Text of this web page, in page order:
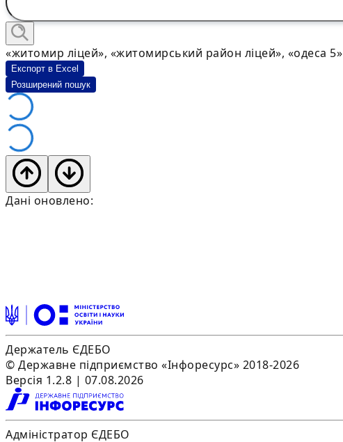
«житомир ліцей», «житомирський район ліцей», «одеса 5»
Експорт в Excel
Розширений пошук
Дані оновлено:
Держатель ЄДЕБО
© Державне підприємство «Інфоресурс» 2018-2026
Версія 1.2.8 | 07.08.2026
Адміністратор ЄДЕБО